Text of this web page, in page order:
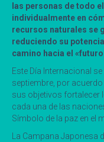
las personas de todo
individualmente en
recursos naturales se
reduciendo su
camino hacia el
Este Día Internacional
septiembre, por acuerdo
sus objetivos fortalecer
cada una de las
Símbolo de la paz en el
La Campana Japonesa